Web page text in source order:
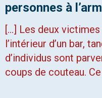
personnes à
[…] Les deux
l’intérieur d’un bar,
d’individus sont
coups de couteau.